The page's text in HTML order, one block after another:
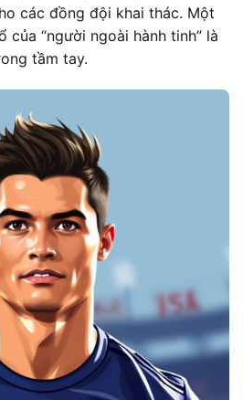
các đồng đội khai thác. Một
của “người ngoài hành tinh” là
tầm tay.